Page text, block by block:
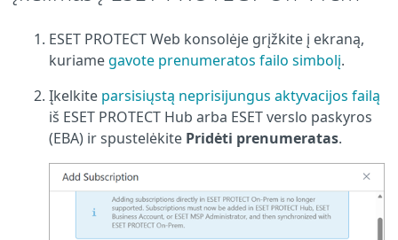
ESET PROTECT Web konsolėje grįžkite į ekraną,
kuriamegavote prenumeratos failo simbolį.
Įkelkite parsisiųstą neprisijungus aktyvacijos failą
iš ESET PROTECT Hub arba ESET verslo paskyros
(EBA) ir spustelėkite Pridėti prenumeratas.